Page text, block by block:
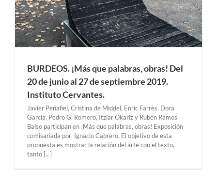
BURDEOS. ¡Más que palabras, obras! Del
20 de junio al 27 de septiembre 2019.
Instituto Cervantes.
Javier Peñafiel, Cristina de Middel, Enric Farrès, Dora
García, Pedro G. Romero, Itziar Okariz y Rubén Ramos
Balso participan en ¡Más que palabras, obras! Exposición
comisariada por Ignacio Cabrero. El objetivo de esta
propuesta es mostrar la relación del arte con el texto,
tanto [...]